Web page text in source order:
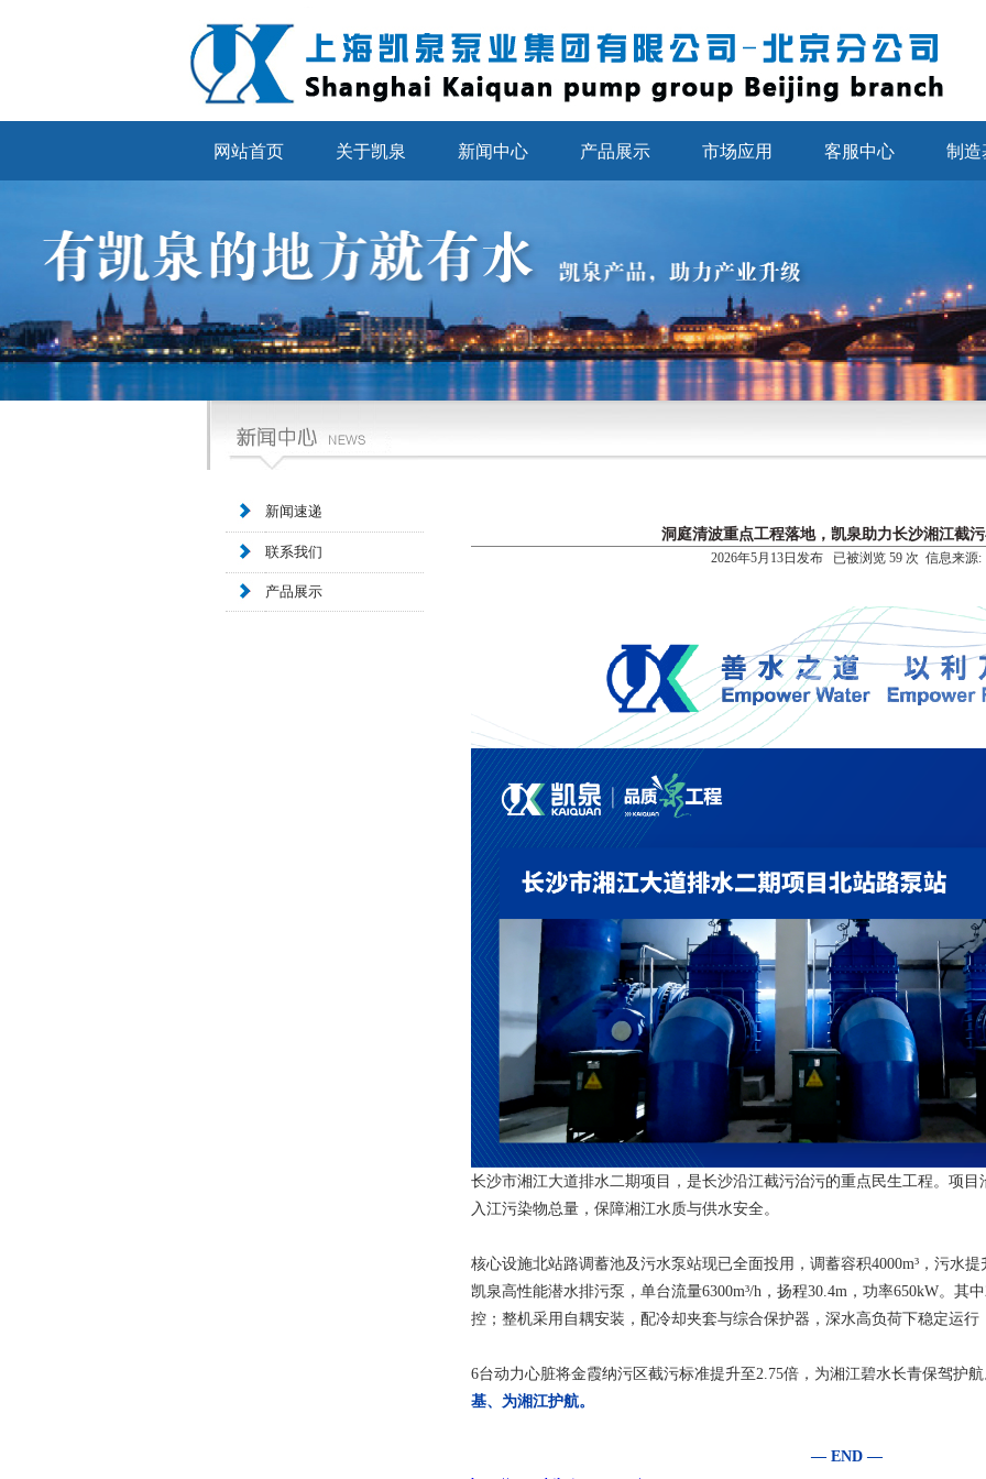
网站首页 关于凯泉 新闻中心 产品展示 市场应用 客服中心 制造
新闻速递
联系我们
产品展示
洞庭清波重点工程落地，凯泉助力长沙湘江截
2026年5月13日发布 已被浏览 59 次 信息来源:
长沙市湘江大道排水二期项目，是长沙沿江截污治污的重点民生工程。项
入江污染物总量，保障湘江水质与供水安全。
核心设施北站路调蓄池及污水泵站现已全面投用，调蓄容积4000m³，污水
凯泉高性能潜水排污泵，单台流量6300m³/h，扬程30.4m，功率650kW。其
控；整机采用自耦安装，配冷却夹套与综合保护器，深水高负荷下稳定运行
6台动力心脏将金霞纳污区截污标准提升至2.75倍，为湘江碧水长青保驾护
基、为湘江护航。
— END —